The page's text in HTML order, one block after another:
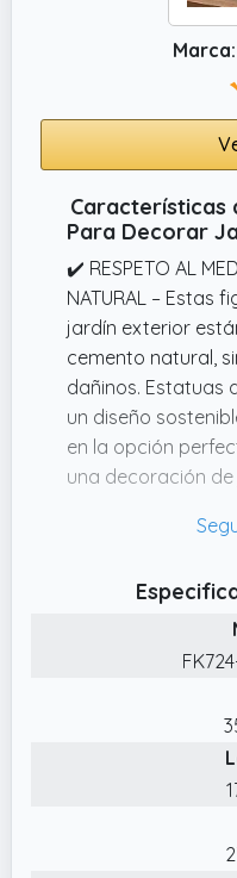
Características
Para Decorar
✔️ RESPETO AL
NATURAL – Estas
jardín exterior
cemento natural,
dañinos. Estatuas
un diseño
en la opción
una decoración
ni la durabilidad.
Fabricadas con
estas estatuas
plástico ni de
jardin resisten a
temperatura,
tiempo,
incomparable
✔️ FABRICACIÓN